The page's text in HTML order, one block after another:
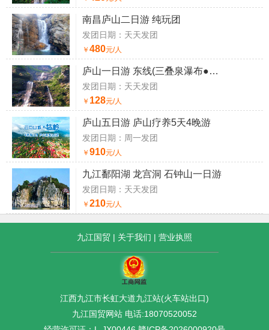
南昌庐山二日游 纯玩团
发团日期：天天发团
￥ 480元/人
庐山一日游 东线(三叠泉瀑布●秀峰瀑布)
发团日期：天天发团
￥ 128元/人
庐山五日游 庐山疗养5天4晚游
发团日期：周一发团
￥ 910元/人
九江鄱阳湖 龙宫洞 石钟山一日游
发团日期：天天发团
￥ 210元/人
九江国贸 | 关于我们 | 营业执照
江西九江市长虹大道九江站(火车站出口)
九江国贸网站 电话:18070520052